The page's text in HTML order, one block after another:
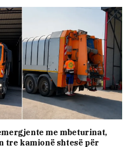
me mbeturinat,
tre kamionë shtesë për